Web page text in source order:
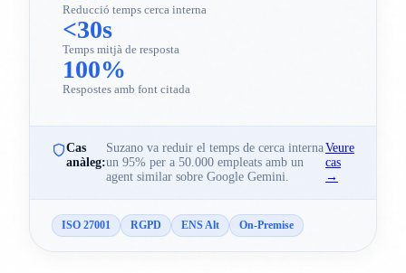
Reducció temps cerca interna
<30s
Temps mitjà de resposta
100%
Respostes amb font citada
Cas
anàleg:
Suzano va reduir el temps de cerca interna
un 95% per a 50.000 empleats amb un
agent similar sobre Google Gemini.
Veure
cas
→
ISO 27001 RGPD ENS Alt On-Premise